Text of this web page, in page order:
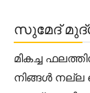
സുമേദ്
മികച്ച
നിങ്ങൾ നല്ല